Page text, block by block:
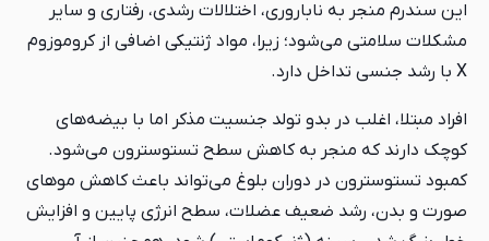
این سندرم منجر به ناباروری، اختلالات رشدی، رفتاری و سایر
مشکلات سلامتی می‌شود؛ زیرا، مواد ژنتیکی اضافی از کروموزوم
X با رشد جنسی تداخل دارد.
افراد مبتلا، اغلب در بدو تولد جنسیت مذکر اما با بیضه‌های
کوچک دارند که منجر به کاهش سطح تستوسترون می‌شود.
کمبود تستوسترون در دوران بلوغ می‌تواند باعث کاهش موهای
صورت و بدن، رشد ضعیف عضلات، سطح انرژی پایین و افزایش